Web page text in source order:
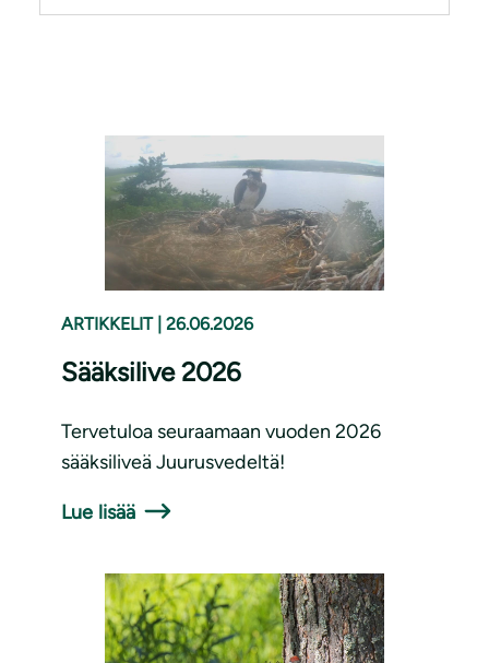
ARTIKKELIT 26.06.2026
Sääksilive 2026
Tervetuloa seuraamaan vuoden 2026
sääksiliveä Juurusvedeltä!
Lue lisää